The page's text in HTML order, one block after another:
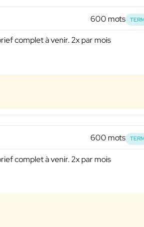
600 mots
complet à venir. 2x par mois
600 mots
complet à venir. 2x par mois